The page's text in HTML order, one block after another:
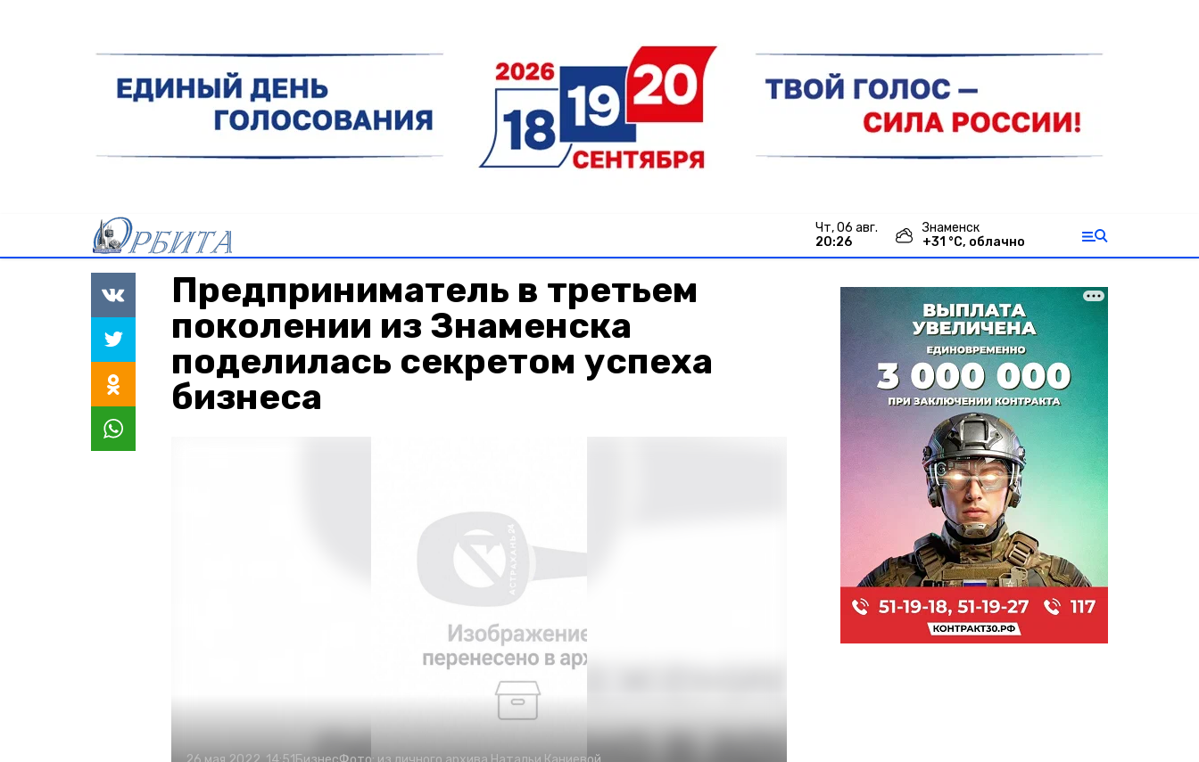
чт, 06 авг.
20:26
Знаменск
+31 °С, облачно
Предприниматель в третьем
поколении из Знаменска
поделилась секретом успеха
бизнеса